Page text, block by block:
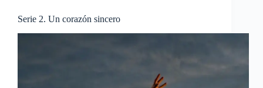
Serie 2. Un corazón sincero